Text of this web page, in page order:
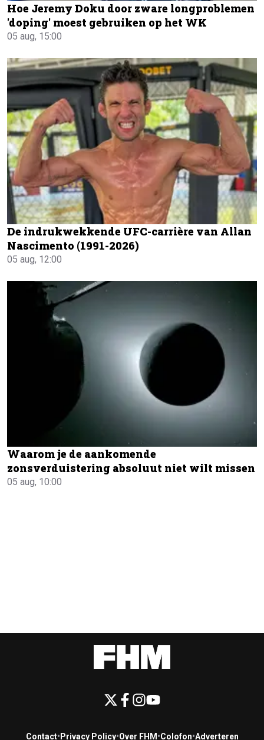
Hoe Jeremy Doku door zware longproblemen
'doping' moest gebruiken op het WK
05 aug, 15:00
De indrukwekkende UFC-carrière van Allan
Nascimento (1991-2026)
05 aug, 12:00
Waarom je de aankomende
zonsverduistering absoluut niet wilt missen
05 aug, 10:00
Contact• Privacy Policy•Over FHM •Colofon•Adverteren